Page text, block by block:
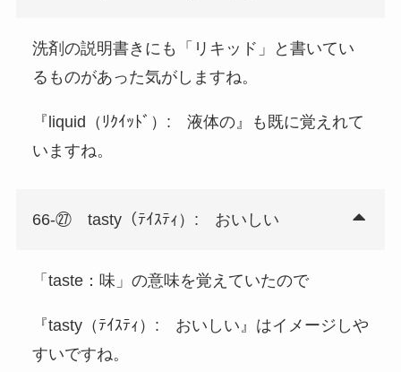
洗剤の説明書きにも「リキッド」と書いてい
るものがあった気がしますね。
『liquid（ﾘｸｲｯﾄﾞ）: 液体の』も既に覚えれて
いますね。
66-㉗ tasty（ﾃｲｽﾃｨ）: おいしい
「taste：味」の意味を覚えていたので
『tasty（ﾃｲｽﾃｨ）: おいしい』はイメージしや
すいですね。